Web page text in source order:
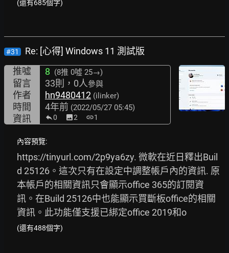
(還有685個字)
#31
Re: [心得] Windows 11 測試版
推噓
8 (8推 0噓 25→)
留言 33則，0人參與
作者 hn9480412 (ilinker)
時間 4年前 (2022/05/27 05:45)
資訊 0 image2 link1
內容預覽:
https://tinyurl.com/2p9ya6zy. 微軟在近日釋出Buil
d 25126。這次只有在設定中調整帳戶內的資訊. 原
本帳戶的相關資訊只會顯示office 365的訂閱資
訊。在Build 25126中也能顯示買斷板office的相關
資訊。此功能僅支援已綁定office 2019和o
(還有488個字)